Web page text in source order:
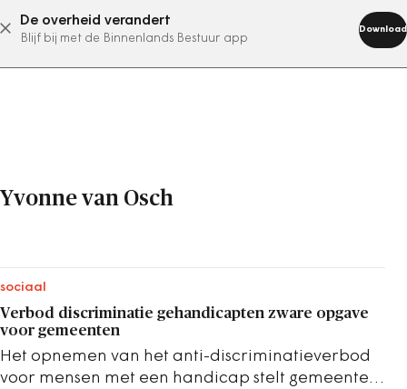
De overheid verandert
Blijf bij met de Binnenlands Bestuur app
Download
abonneer nu
Yvonne van Osch
sociaal
Verbod discriminatie gehandicapten zware opgave
voor gemeenten
Het opnemen van het anti-discriminatieverbod
voor mensen met een handicap stelt gemeenten